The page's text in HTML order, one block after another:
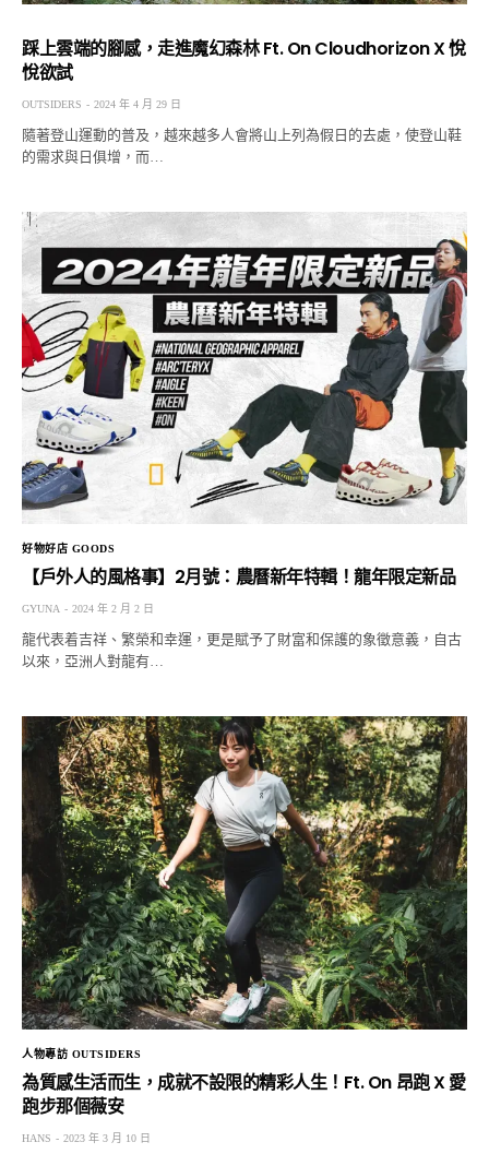
踩上雲端的腳感，走進魔幻森林 Ft. On Cloudhorizon X 悅
悅欲試
OUTSIDERS 2024 年 4 月 29 日
隨著登山運動的普及，越來越多人會將山上列為假日的去處，使登山鞋
的需求與日俱增，而…
好物好店 GOODS
【戶外人的風格事】2月號：農曆新年特輯！龍年限定新品
GYUNA 2024 年 2 月 2 日
龍代表着吉祥、繁榮和幸運，更是賦予了財富和保護的象徵意義，自古
以來，亞洲人對龍有…
人物專訪 OUTSIDERS
為質感生活而生，成就不設限的精彩人生！Ft. On 昂跑 X 愛
跑步那個薇安
HANS 2023 年 3 月 10 日